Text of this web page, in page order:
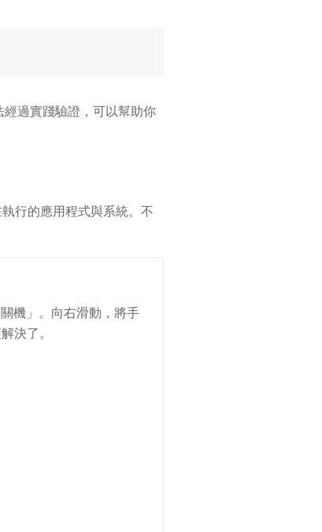
過實踐驗證，可以幫助你
行的應用程式與系統。不
機」。向右滑動，將手
決了。